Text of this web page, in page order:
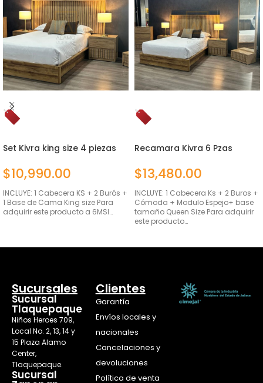
Set Kivra king size 4 piezas
$10,990.00
INCLUYE: 1 Cabecera KS + 2 Burós +
1 Base de Cama King size Para
adquirir este producto a 6MSI…
Recamara Kivra 6 Pzas
$13,480.00
INCLUYE: 1 Cabecera Ks + 2 Buros +
Cómoda + Modulo Espejo+ base
tamaño Queen Size Para adquirir
este producto…
Sucursales
Sucursal
Tlaquepaque
Niños Heroes 709,
Local No. 2, 13, 14 y
15 Plaza Alamo
Center,
Tlaquepaque.
Sucursal
Clientes
Garantía
Envíos locales y
nacionales
Cancelaciones y
devoluciones
Política de venta